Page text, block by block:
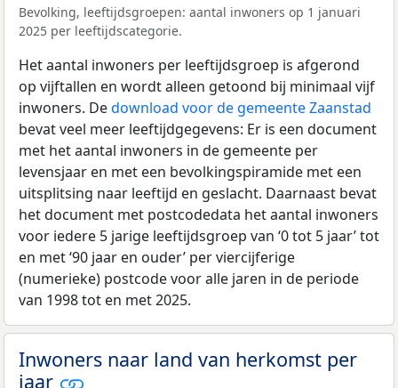
Bevolking, leeftijdsgroepen: aantal inwoners op 1 januari
2025 per leeftijdscategorie.
Het aantal inwoners per leeftijdsgroep is afgerond
op vijftallen en wordt alleen getoond bij minimaal vijf
inwoners. Dedownload voor de gemeente Zaanstad
bevat veel meer leeftijdgegevens: Er is een document
met het aantal inwoners in de gemeente per
levensjaar en met een bevolkingspiramide met een
uitsplitsing naar leeftijd en geslacht. Daarnaast bevat
het document met postcodedata het aantal inwoners
voor iedere 5 jarige leeftijdsgroep van ‘0 tot 5 jaar’ tot
en met ‘90 jaar en ouder’ per viercijferige
(numerieke) postcode voor alle jaren in de periode
van 1998 tot en met 2025.
Inwoners naar land van herkomst per
jaar